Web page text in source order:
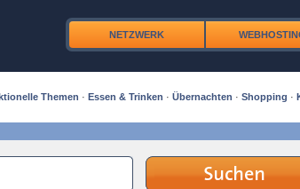
NETZWERK
Themen · Essen & Trinken · Übernachten · Shopping ·